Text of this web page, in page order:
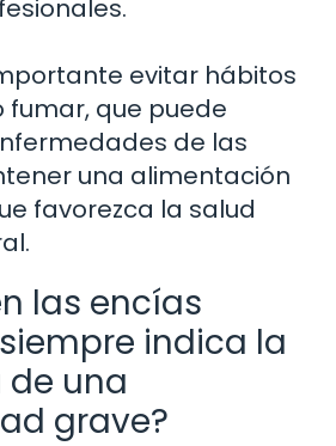
evitar hábitos
fumar, que puede
de las
una alimentación
favorezca la salud
las encías
indica la
de una
grave?